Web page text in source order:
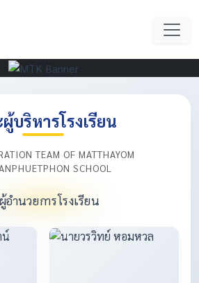
บริหารโรงเรียน
TEAM OF MATTHAYOM
SCHOOL